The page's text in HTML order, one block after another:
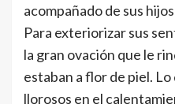
acompañado de sus
Para exteriorizar sus
la gran ovación que le
estaban a flor de piel.
llorosos en el